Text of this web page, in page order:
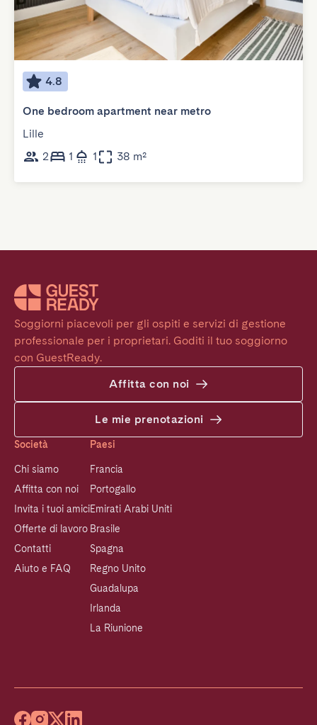
4.8
One bedroom apartment near metro
Lille
2
1 1 38 m²
Soggiorni piacevoli per gli ospiti e servizi di gestione
professionale per i proprietari. Goditi il tuo soggiorno
con GuestReady.
Affitta con noi
Le mie prenotazioni
Società
Chi siamo
Affitta con noi
Invita i tuoi amici
Offerte di lavoro
Contatti
Aiuto e FAQ
Paesi
Francia
Portogallo
Emirati Arabi Uniti
Brasile
Spagna
Regno Unito
Guadalupa
Irlanda
La Riunione